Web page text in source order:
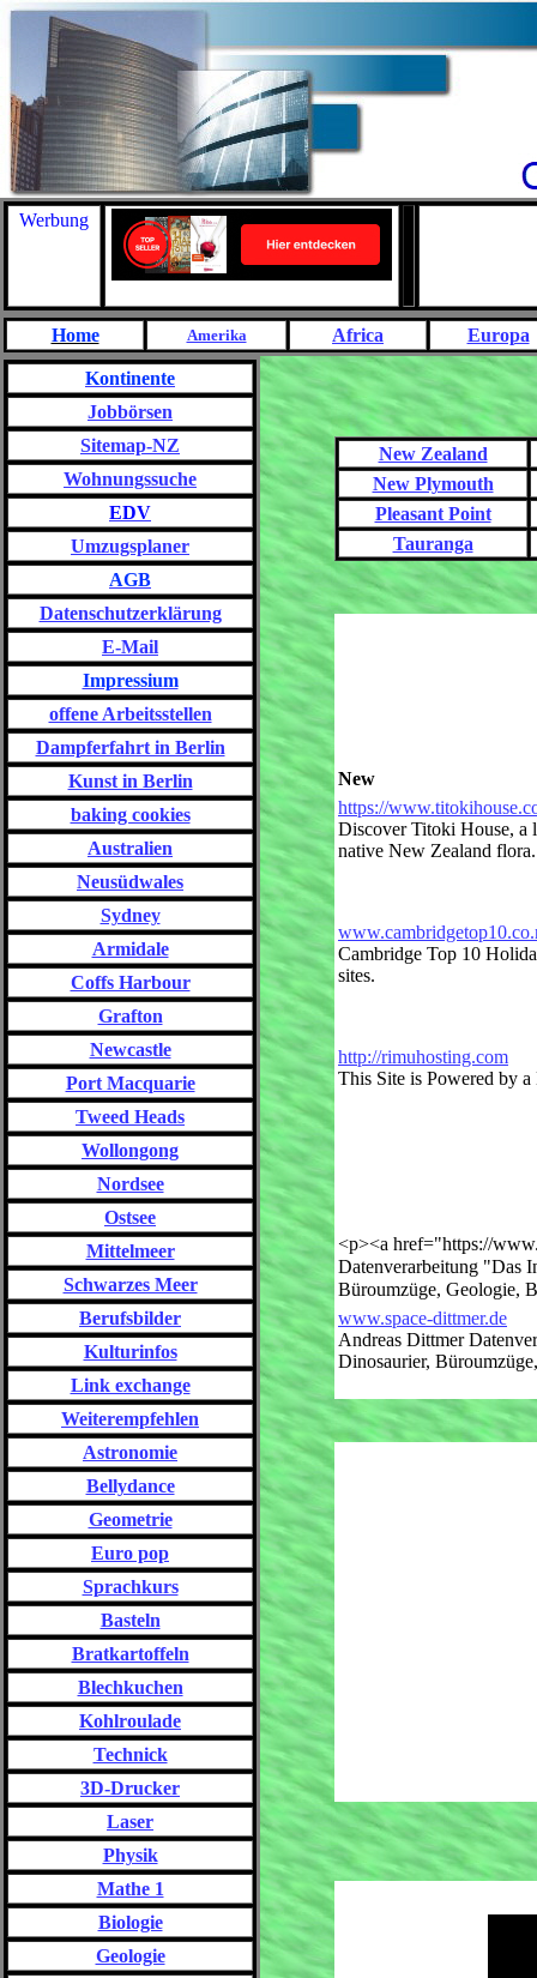
Werbung
Home Amerika Africa Europa
Kontinente
Jobbörsen
Sitemap-NZ
Wohnungssuche
EDV
Umzugsplaner
AGB
Datenschutzerklärung
E-Mail
Impressium
offene Arbeitsstellen
Dampferfahrt in Berlin
Kunst in Berlin
baking cookies
Australien
Neusüdwales
Sydney
Armidale
Coffs Harbour
Grafton
Newcastle
Port Macquarie
Tweed Heads
Wollongong
Nordsee
Ostsee
Mittelmeer
Schwarzes Meer
Berufsbilder
Kulturinfos
Link exchange
Weiterempfehlen
Astronomie
Bellydance
Geometrie
Euro pop
Sprachkurs
Basteln
Bratkartoffeln
Blechkuchen
Kohlroulade
Technick
3D-Drucker
Laser
Physik
Mathe 1
Biologie
Geologie
New Zealand
New Plymouth
Pleasant Point
Tauranga
New
https://
Discover Titoki House, a
native New Zealand flora.
Cambridge Top 10
sites.
http://rimuhosting.com
This Site is Powered by
<p><a href="https://
Datenverarbeitung "Das
Büroumzüge, Geologie,
www.space-dittmer.de
Andreas Dittmer
Dinosaurier,